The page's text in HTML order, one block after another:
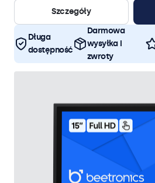
Szczegóły
Długa
dostępność
Darmowa
wysyłka i
zwroty